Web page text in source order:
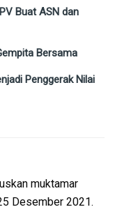
Buat ASN dan
Bersama
Penggerak Nilai
muktamar
Desember 2021.